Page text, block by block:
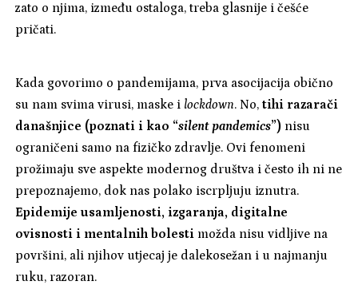
zato o njima, između ostaloga, treba glasnije i češće
pričati.
Kada govorimo o pandemijama, prva asocijacija obično
su nam svima virusi, maske i lockdown. No,tihi razarači
današnjice (poznati i kao “silent pandemics”) nisu
ograničeni samo na fizičko zdravlje. Ovi fenomeni
prožimaju sve aspekte modernog društva i često ih ni ne
prepoznajemo, dok nas polako iscrpljuju iznutra.
Epidemije usamljenosti, izgaranja, digitalne
ovisnosti i mentalnih bolesti možda nisu vidljive na
površini, ali njihov utjecaj je dalekosežan i u najmanju
ruku, razoran.